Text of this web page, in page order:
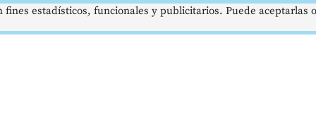
estadísticos, funcionales y publicitarios. Puede aceptarlas